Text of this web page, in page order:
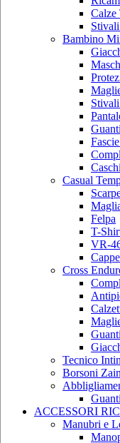
Calze
Bambino
Casual
Felpa
T-
VR-
Cross
Tecnico
Borsoni
Guanti
ACCESSORI
Manubri e